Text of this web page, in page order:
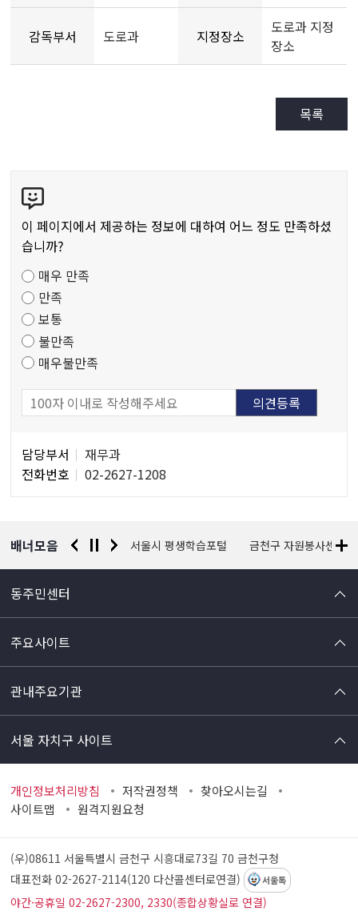
감독부서 도로과 지정장소
도로과 지정
장소
목록
텐
츠
만
도
조
사
이 페이지에서 제공하는 정보에 대하여 어느 정도 만족하셨
습니까?
매우 만족
만족
보통
불만족
매우불만족
당
자
담당부서
재무과
전화번호
02-2627-1208
배너모음
찰청 유실물 통합포털 서울시 평생학습포털 금천구 자원봉사센터
동주민센터
주요사이트
관내주요기관
서울 자치구 사이트
개인정보처리방침 저작권정책
찾아오시는길
사이트맵
원격지원요청
(우)08611 서울특별시 금천구 시흥대로73길 70금천구청
대표전화 02-2627-2114(120 다산콜센터로연결)
서울톡
야간·공휴일 02-2627-2300, 2330(종합상황실로 연결)